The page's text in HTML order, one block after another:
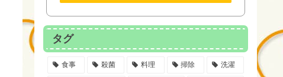
タグ
食事 殺菌 料理 掃除 洗濯